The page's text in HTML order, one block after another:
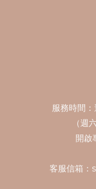
服務時間
（週
開啟
客服信箱